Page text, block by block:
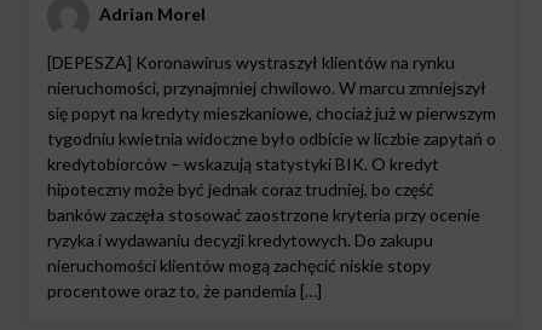
Adrian Morel
[DEPESZA] Koronawirus wystraszył klientów na rynku
nieruchomości, przynajmniej chwilowo. W marcu zmniejszył
się popyt na kredyty mieszkaniowe, chociaż już w pierwszym
tygodniu kwietnia widoczne było odbicie w liczbie zapytań o
kredytobiorców – wskazują statystyki BIK. O kredyt
hipoteczny może być jednak coraz trudniej, bo część
banków zaczęła stosować zaostrzone kryteria przy ocenie
ryzyka i wydawaniu decyzji kredytowych. Do zakupu
nieruchomości klientów mogą zachęcić niskie stopy
procentowe oraz to, że pandemia […]